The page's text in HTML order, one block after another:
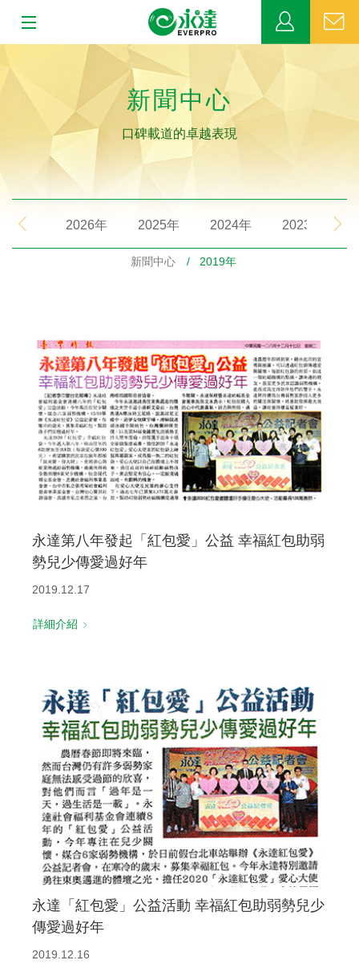
業務發展
MDRT
新聞中心
公益活動
聯絡我們
2026年 2025年 2024年 2023年
新聞中心
口碑載道的卓越表現
新聞中心 / 2019年
永達第八年發起「紅包愛」公益 幸福紅包助弱
勢兒少傳愛過好年
2019.12.17
詳細介紹
永達「紅包愛」公益活動 幸福紅包助弱勢兒少
傳愛過好年
2019.12.16